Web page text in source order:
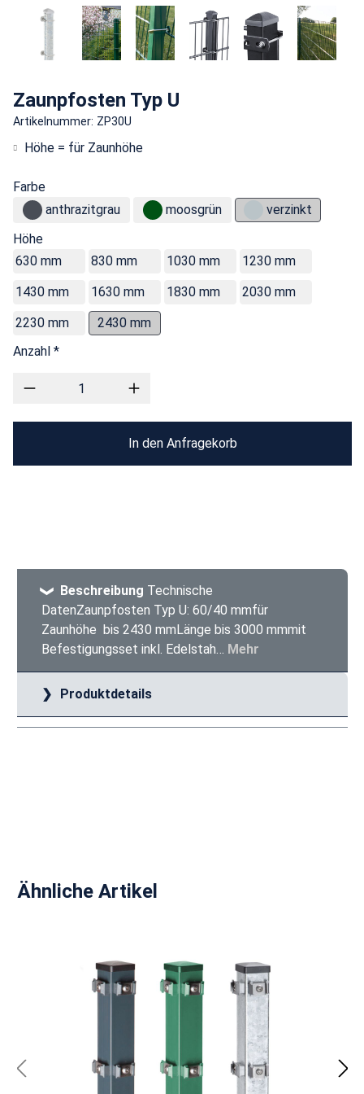
Zaunpfosten Typ U
Artikelnummer: ZP30U
Höhe = für Zaunhöhe
Farbe
anthrazitgrau
moosgrün
verzinkt
Höhe
630 mm
830 mm 1030 mm
1230 mm
1430 mm
1630 mm 1830 mm
2030 mm
2230 mm
2430 mm
Anzahl *
In den Anfragekorb
Beschreibung Technische
DatenZaunpfosten Typ U: 60/40 mmfür
Zaunhöhe bis 2430 mmLänge bis 3000 mmmit
Befestigungsset inkl. Edelstah… Mehr
Produktdetails
Produktgalerie überspringen
Ähnliche Artikel